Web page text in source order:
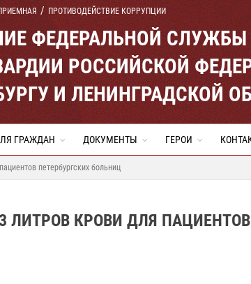
ПРОТИВОДЕЙСТВИЕ КОРРУПЦИИ
ФЕДЕРАЛЬНОЙ
РОССИЙСКОЙ
И ЛЕНИНГРАДСКОЙ
ГРАЖДАН ДОКУМЕНТЫ ГЕРОИ
петербургских больниц
ЛИТРОВ КРОВИ ДЛЯ ПАЦИЕНТОВ